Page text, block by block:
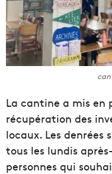
La cantine a mis en
récupération des
locaux. Les
tous les lundis
personnes qui